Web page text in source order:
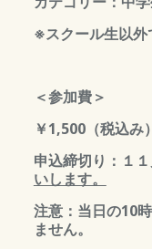
※スクール生以外
＜参加費＞
￥1,500（税込
申込締切り：１１
いします。
注意：当日の10
ません。